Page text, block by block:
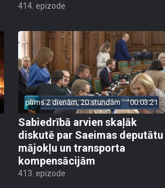
414. epizode
pirms 2 dienām, 20 stundām 00:03:21
Sabiedrībā arvien skaļāk
diskutē par Saeimas deputātu
mājokļu un transporta
kompensācijām
413. epizode